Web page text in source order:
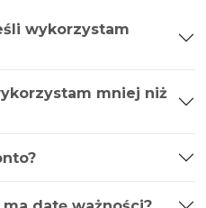
wykorzystam
mniej niż